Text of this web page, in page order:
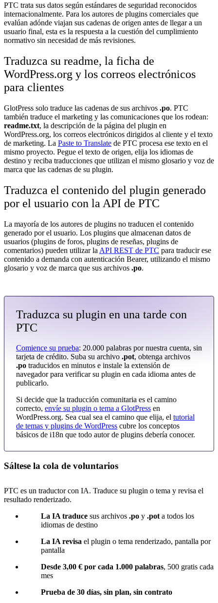
PTC trata sus datos según estándares de seguridad reconocidos
internacionalmente. Para los autores de plugins comerciales que
evalúan adónde viajan sus cadenas de origen antes de llegar a un
usuario final, esta es la respuesta a la cuestión del cumplimiento
normativo sin necesidad de más revisiones.
Traduzca su readme, la ficha de
WordPress.org y los correos electrónicos
para clientes
GlotPress solo traduce las cadenas de sus archivos .po. PTC
también traduce el marketing y las comunicaciones que los rodean:
readme.txt, la descripción de la página del plugin en
WordPress.org, los correos electrónicos dirigidos al cliente y el texto
de marketing. La Paste to Translate de PTC procesa ese texto en el
mismo proyecto. Pegue el texto de origen, elija los idiomas de
destino y reciba traducciones que utilizan el mismo glosario y voz de
marca que las cadenas de su plugin.
Traduzca el contenido del plugin generado
por el usuario con la API de PTC
La mayoría de los autores de plugins no traducen el contenido
generado por el usuario. Los plugins que almacenan datos de
usuarios (plugins de foros, plugins de reseñas, plugins de
comentarios) pueden utilizar la API REST de PTC para traducir ese
contenido a demanda con autenticación Bearer, utilizando el mismo
glosario y voz de marca que sus archivos .po.
Traduzca su plugin en una tarde con
PTC
Comience su prueba: 20.000 palabras por nuestra cuenta, sin
tarjeta de crédito. Suba su archivo .pot, obtenga archivos
.po traducidos en minutos e instale la extensión de
navegador para verificar su plugin en cada idioma antes de
publicarlo.
Si decide que la traducción comunitaria es el camino
correcto, envíe su plugin o tema a GlotPress en
WordPress.org. Sea cual sea el camino que elija, el tutorial
de temas y plugins de WordPress cubre los conceptos
básicos de i18n que todo autor de plugins debería conocer.
Sáltese la cola de voluntarios
PTC es un traductor con IA. Traduce su plugin o tema y revisa el
resultado renderizado.
La IA traduce sus archivos .po y .pot a todos los
idiomas de destino
La IA revisa el plugin o tema renderizado, pantalla por
pantalla
Desde 3,00 € por cada 1.000 palabras, 500 gratis cada
mes
Prueba de 30 días, sin plan, sin contrato